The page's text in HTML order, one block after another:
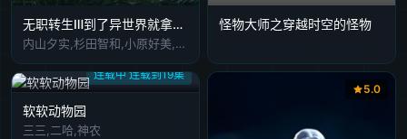
无职转生Ⅲ到了异世界就拿出真本事無職転生Ⅲ
内山夕实,杉田智和,小原好美,茅野爱衣,金元寿子,Lynn,会泽纱弥,高田忧希,鹤冈聪,逢坂良太,田中理惠,诸星堇,上田丽奈,兴津和幸,若山诗音,小山力也
​怪物大师之穿越时空的怪物​
连载中 连载到19集
软软动物园
三三,二哈,神农
5.0